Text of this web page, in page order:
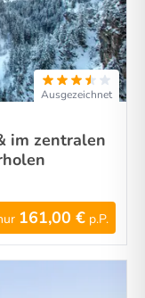
Ausgezeichnet
im zentralen
161,00 € p.P.